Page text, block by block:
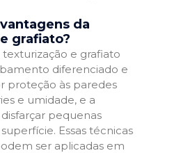
da
grafiato?
texturização e grafiato
diferenciado e
proteção às paredes
e umidade, e a
pequenas
Essas técnicas
ser aplicadas em